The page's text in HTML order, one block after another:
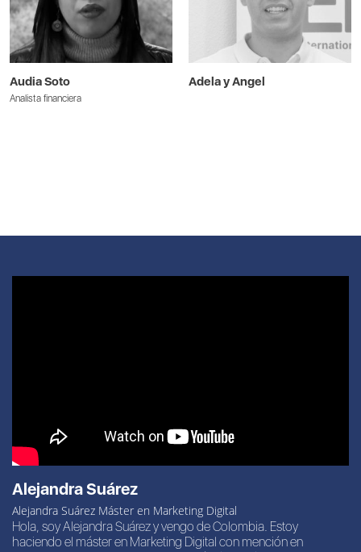
Audia Soto
Analista financiera
Adela y Angel
Alejandra Suárez
Alejandra Suárez Máster en Marketing Digital
Hola, soy Alejandra Suárez y vengo de Colombia. Estoy
haciendo el máster en Marketing Digital con mención en